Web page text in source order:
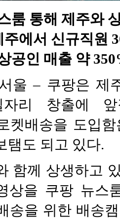
룸 통해 제주와
주에서 신규직원
공인 매출 약
울 – 쿠팡은 제
자리 창출에
켓배송을 도입
탬도 되고 있다.
함께 상생하고
상을 쿠팡 뉴스
송을 위한 배송